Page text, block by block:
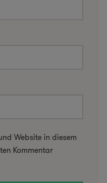
Website in diesem
Kommentar